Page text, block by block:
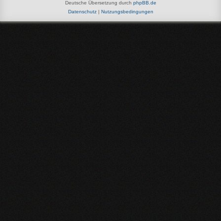
Deutsche Übersetzung durch phpBB.de
Datenschutz| Nutzungsbedingungen